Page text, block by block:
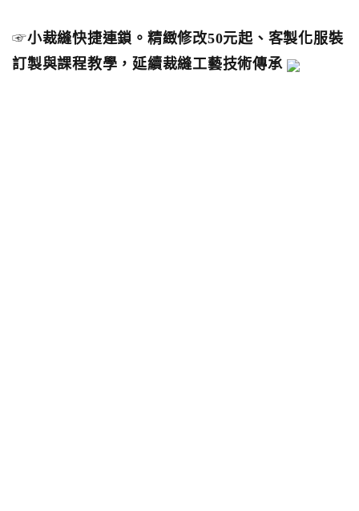
☞小裁縫快捷連鎖。精緻修改50元起、客製化服裝
訂製與課程教學，延續裁縫工藝技術傳承